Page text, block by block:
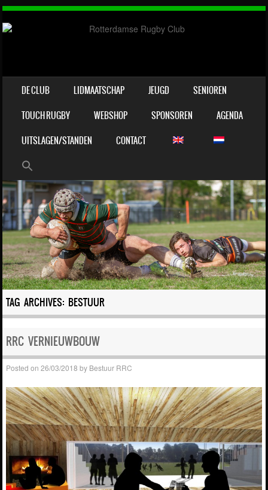
MENU
OVERSLAAN NAAR INHOUD
DE CLUB LIDMAATSCHAP JEUGD
SENIOREN
TOUCH RUGBY
WEBSHOP SPONSOREN
AGENDA
UITSLAGEN/STANDEN
CONTACT
TAG ARCHIVES: BESTUUR
RRC VERNIEUWBOUW
Posted on26/03/2018 by Bestuur RRC